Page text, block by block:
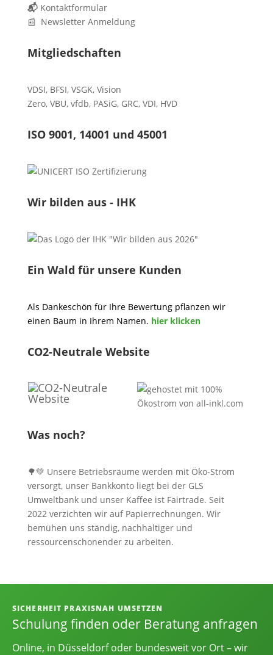
📬 Kontaktformular
📰 Newsletter Anmeldung
Mitgliedschaften
VDSI, BFSI, VSGK, Vision
Zero, VBU, vfdb, PASiG, GRC, VDI, HVD
ISO 9001, 14001 und 45001
Wir bilden aus - IHK
Ein Wald für unsere Kunden
Als Dankeschön für Ihre Bewertung pflanzen wir
einen Baum in Ihrem Namen. hier klicken
CO2-Neutrale Website
Was noch?
🌳💚 Unsere Betriebsräume werden mit Öko-Strom
versorgt, unser Bankkonto liegt bei der GLS
Umweltbank und unser Kaffee ist Fairtrade. Seit
2022 verzichten wir auf Papierrechnungen. Wir
bemühen uns ständig, nachhaltiger und
ressourcenschonender zu arbeiten.
Informationen, Kontakt und
SICHERHEIT PRAXISNAH UMSETZEN
Schulung finden oder Beratung anfragen
Online, in Düsseldorf oder bundesweit vor Ort – wir